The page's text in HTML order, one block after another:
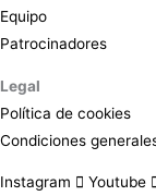
Equipo
Patrocinadores
Legal
Política de cookies
Condiciones
Instagram Youtube